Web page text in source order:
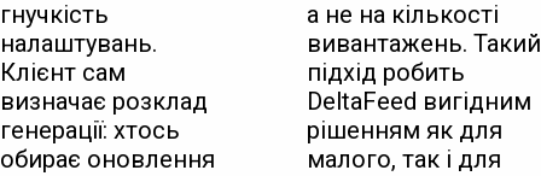
гнучкість
налаштувань.
Клієнт сам
визначає розклад
генерації: хтось
обирає оновлення
а не на кількості
вивантажень. Такий
підхід робить
DeltaFeed вигідним
рішенням як для
малого, так і для